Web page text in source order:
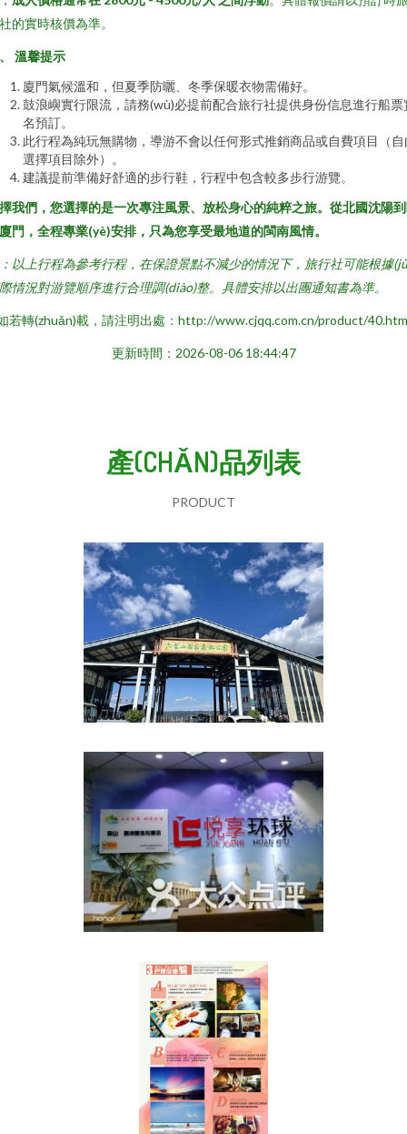
的實時核價為準。
溫馨提示
廈門氣候溫和，但夏季防曬、冬季保暖衣物需備好。
鼓浪嶼實行限流，請務(wù)必提前配合旅行社提供身份信息進行船票
名預訂。
此行程為純玩無購物，導游不會以任何形式推銷商品或自費項目（自
選擇項目除外）。
建議提前準備好舒適的步行鞋，行程中包含較多步行游覽。
我們，您選擇的是一次專注風景、放松身心的純粹之旅。從北國沈陽
門，全程專業(yè)安排，只為您享受最地道的閩南風情。
以上行程為參考行程，在保證景點不減少的情況下，旅行社可能根據
情況對游覽順序進行合理調(diào)整。具體安排以出團通知書為準。
若轉(zhuǎn)載，請注明出處：http://www.cjqq.com.cn/product/
更新時間：2026-08-06 18:44:47
產(CHǍN)品列表
PRODUCT